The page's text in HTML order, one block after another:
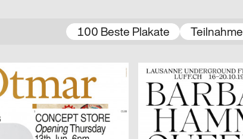
100 Beste Plakate Teilnahme
2019
Der erste Abt + Die Welt
Dimitri Jeannottat
A
2019
Studio Es, Arjun Gilgen
Topfpalmen